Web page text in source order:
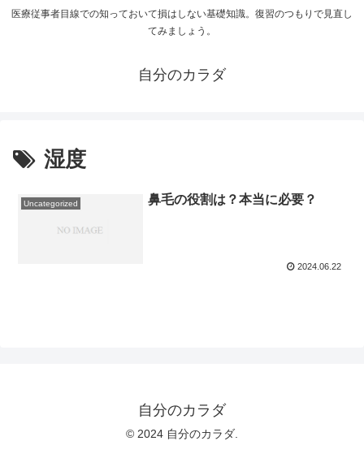
医療従事者目線での知っておいて損はしない基礎知識。復習のつもりで見直し
てみましょう。
自分のカラダ
湿度
Uncategorized 鼻毛の役割は？本当に必要？
2024.06.22
自分のカラダ
© 2024 自分のカラダ.